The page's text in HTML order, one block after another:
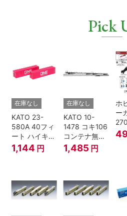
Pick
在庫なし
KATO 23-
580A 40フィ
ート ハイキュ
ーブコンテナ
ONE マゼンタ
1,144 円
在庫なし
KATO 10-
1478 コキ106
コンテナ無積
載 2両セット
鉄道模型 Nゲ
1,485 円
ホ
ー
ッ
ー